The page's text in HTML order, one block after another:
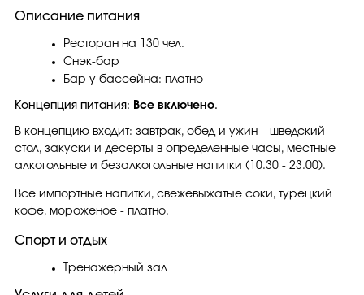
Описание питания
Ресторан на 130 чел.
Снэк-бар
Бар у бассейна: платно
Концепция питания: Все включено.
В концепцию входит: завтрак, обед и ужин – шведский
стол, закуски и десерты в определенные часы, местные
алкогольные и безалкогольные напитки (10.30 - 23.00).
Все импортные напитки, свежевыжатые соки, турецкий
кофе, мороженое - платно.
Спорт и отдых
Тренажерный зал